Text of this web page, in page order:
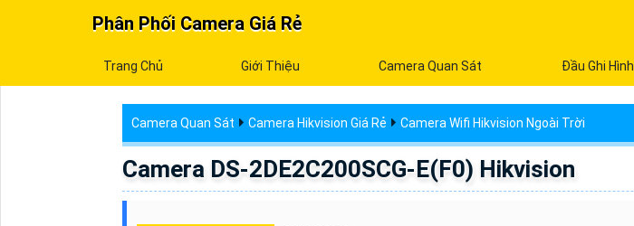
Phân Phối Camera Giá Rẻ
Trang Chủ Giới Thiệu Camera Quan Sát Đầu Ghi Hình
Camera Quan Sát Camera Hikvision Giá Rẻ Camera Wifi Hikvision Ngoài Trời
Camera DS-2DE2C200SCG-E(F0) Hikvision